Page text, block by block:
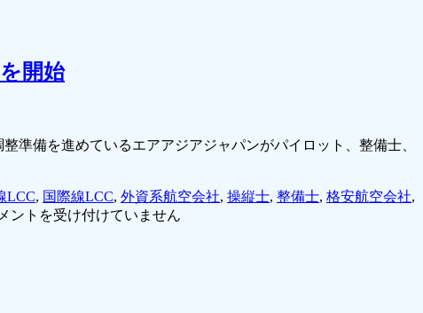
開始
準備を進めているエアアジアジャパンがパイロット、整備士、
LCC, 国際線LCC, 外資系航空会社, 操縦士, 整備士, 格安航空会社,
ントを受け付けていません